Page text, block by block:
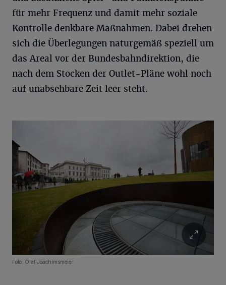
für mehr Frequenz und damit mehr soziale
Kontrolle denkbare Maßnahmen. Dabei drehen
sich die Überlegungen naturgemäß speziell um
das Areal vor der Bundesbahndirektion, die
nach dem Stocken der Outlet-Pläne wohl noch
auf unabsehbare Zeit leer steht.
Foto: Olaf Joachimsmeier